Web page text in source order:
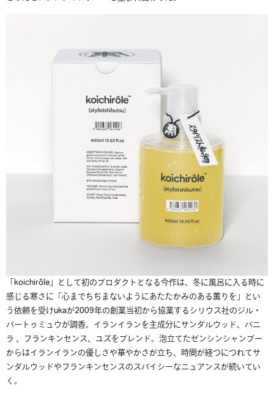
「koichirôle」として初のプロダクトとなる今作は、冬に風呂に入る時に
感じる寒さに「心までちぢまないようにあたたかみのある薫りを」とい
う依頼を受けukaが2009年の創業当初から協業するシリウス社のジル・
バートゥミュウが調香。イランイランを主成分にサンダルウッド、バニ
ラ 、フランキンセンス、ユズをブレンド。泡立てたゼンシンシャンプー
からはイランイランの優しさや華やかさが立ち、時間が経つにつれてサ
ンダルウッドやフランキンセンスのスパイシーなニュアンスが続いてい
く。